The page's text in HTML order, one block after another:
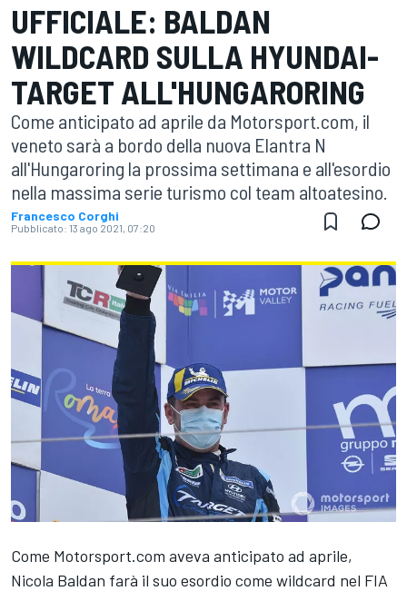
UFFICIALE: BALDAN
WILDCARD SULLA HYUNDAI-
TARGET ALL'HUNGARORING
Come anticipato ad aprile da Motorsport.com, il
veneto sarà a bordo della nuova Elantra N
all'Hungaroring la prossima settimana e all'esordio
nella massima serie turismo col team altoatesino.
Francesco Corghi
Pubblicato: 13 ago 2021, 07:20
Come Motorsport.com aveva anticipato ad aprile,
Nicola Baldan farà il suo esordio come wildcard nel FIA